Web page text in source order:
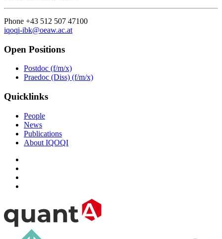
Phone +43 512 507 47100
iqoqi-ibk@oeaw.ac.at
Open Positions
Postdoc (f/m/x)
Praedoc (Diss) (f/m/x)
Quicklinks
People
News
Publications
About IQOQI